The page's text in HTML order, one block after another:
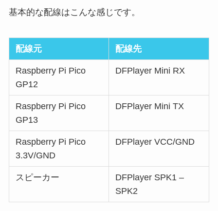
基本的な配線はこんな感じです。
配線元 配線先
Raspberry Pi Pico
GP12
DFPlayer Mini RX
Raspberry Pi Pico
GP13
DFPlayer Mini TX
Raspberry Pi Pico
3.3V/GND
DFPlayer VCC/GND
スピーカー
DFPlayer SPK1 –
SPK2